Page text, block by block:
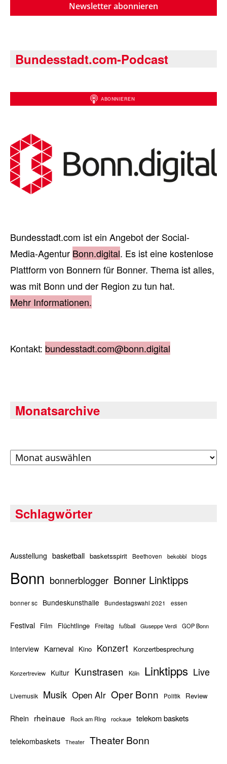
Newsletter abonnieren
Bundesstadt.com-Podcast
Bundesstadt.com ist ein Angebot der Social-
Media-Agentur Bonn.digital. Es ist eine kostenlose
Plattform von Bonnern für Bonner. Thema ist alles,
was mit Bonn und der Region zu tun hat.
Mehr Informationen.
Kontakt: bundesstadt.com@bonn.digital
Monatsarchive
Archiv
Schlagwörter
Ausstellung basketball basketsspirit Beethoven bekobbl blogs
Bonn bonnerblogger Bonner Linktipps
bonner sc Bundeskunsthalle Bundestagswahl 2021 essen
Festival Film Flüchtlinge Freitag fußball Giuseppe Verdi GOP Bonn
Interview Karneval Kino Konzert Konzertbesprechung
Konzertreview Kultur Kunstrasen Köln Linktipps Live
Livemusik Musik Open AIr Oper Bonn Politik Review
Rhein rheinaue Rock am RIng rockaue telekom baskets
telekombaskets Theater Theater Bonn